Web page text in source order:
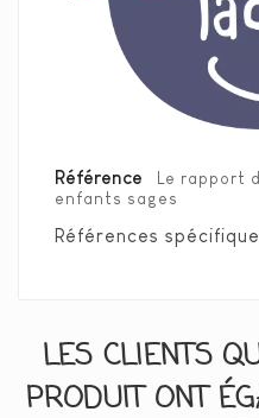
Référence
Le rapport
enfants sages
Références
LES CLIENTS
PRODUIT ONT